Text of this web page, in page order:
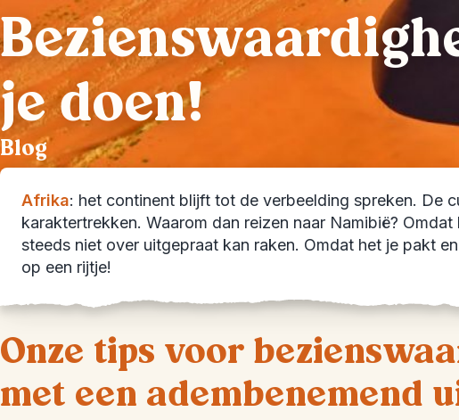
je doen!
Blog
Afrika: het continent blijft tot de verbeelding spreken. De
karaktertrekken. Waarom dan reizen naar Namibië?
steeds niet over uitgepraat kan raken. Omdat het je pakt
op een rijtje!
Onze tips voor
met een adembenemend